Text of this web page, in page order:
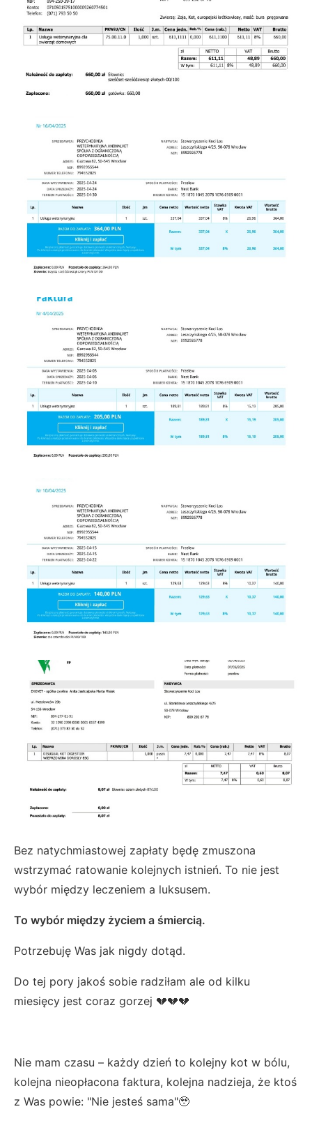
Bez natychmiastowej zapłaty będę zmuszona
wstrzymać ratowanie kolejnych istnień. To nie jest
wybór między leczeniem a luksusem.
To wybór między życiem a śmiercią.
Potrzebuję Was jak nigdy dotąd.
Do tej pory jakoś sobie radziłam ale od kilku
miesięcy jest coraz gorzej 💔💔💔
Nie mam czasu – każdy dzień to kolejny kot w bólu,
kolejna nieopłacona faktura, kolejna nadzieja, że ktoś
z Was powie: "Nie jesteś sama"🥹